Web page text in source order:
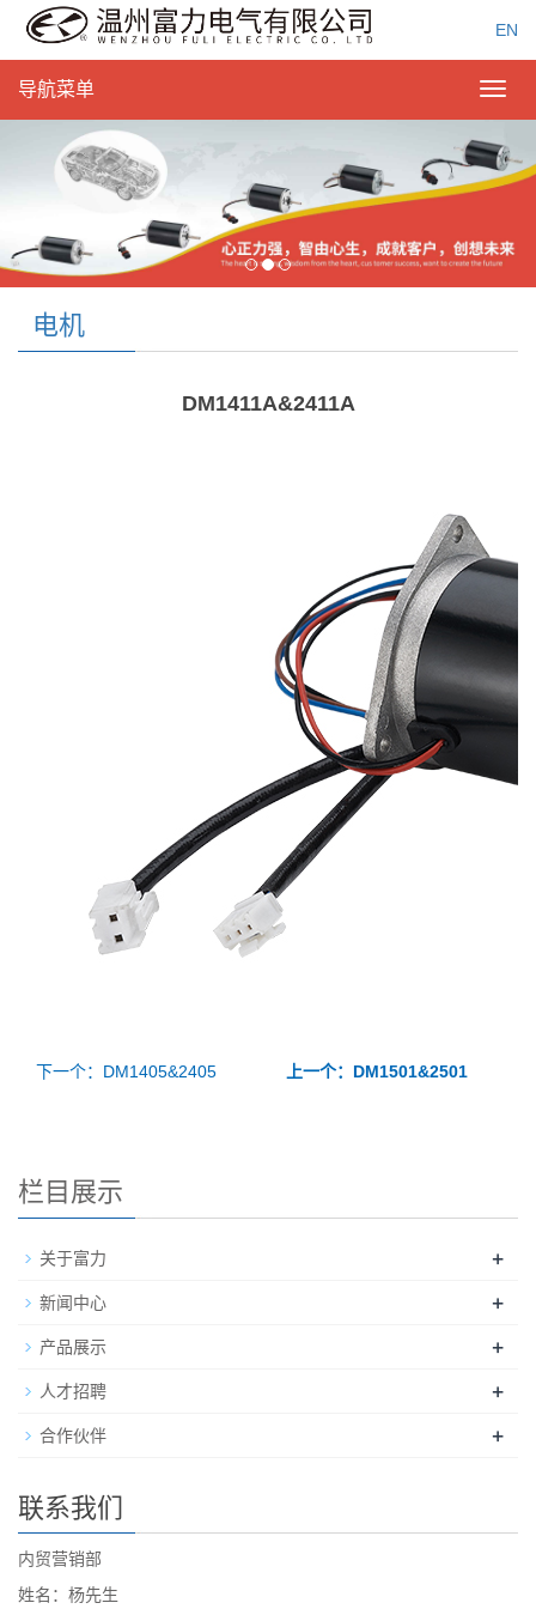
EN
导航菜单
电机
DM1411A&2411A
下一个：DM1405&2405 上一个：DM1501&2501
栏目展示
关于富力 +
新闻中心 +
产品展示 +
人才招聘 +
合作伙伴 +
联系我们
内贸营销部
姓名：杨先生